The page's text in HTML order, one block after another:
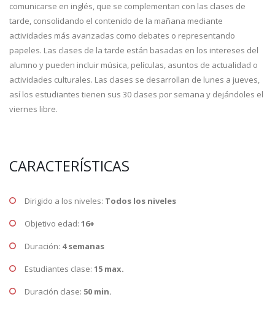
comunicarse en inglés, que se complementan con las clases de
tarde, consolidando el contenido de la mañana mediante
actividades más avanzadas como debates o representando
papeles. Las clases de la tarde están basadas en los intereses del
alumno y pueden incluir música, películas, asuntos de actualidad o
actividades culturales. Las clases se desarrollan de lunes a jueves,
así los estudiantes tienen sus 30 clases por semana y dejándoles el
viernes libre.
CARACTERÍSTICAS
Dirigido a los niveles: Todos los niveles
Objetivo edad: 16+
Duración: 4 semanas
Estudiantes clase: 15 max.
Duración clase: 50 min.